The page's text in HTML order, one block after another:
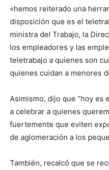
«hemos reiterado una
disposición que es el
ministra del Trabajo, la
los empleadores y las
teletrabajo a quienes son
quienes cuidan a menores
Asimismo, dijo que “hoy es
a celebrar a quienes
fuertemente que eviten
de aglomeración a los
También, recalcó que se